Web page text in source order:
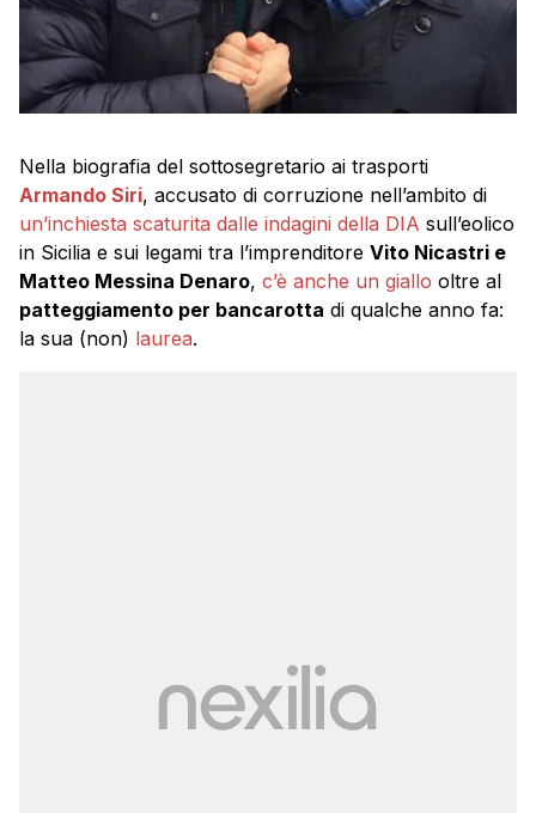
Nella biografia del sottosegretario ai trasporti
Armando Siri, accusato di corruzione nell’ambito di
un’inchiesta scaturita dalle indagini della DIA sull’eolico
in Sicilia e sui legami tra l’imprenditore Vito Nicastri e
Matteo Messina Denaro, c’è anche un giallo oltre al
patteggiamento per bancarotta di qualche anno fa:
la sua (non) laurea.